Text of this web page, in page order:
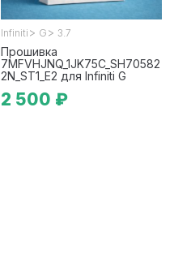
Infiniti > G > 3.7
Прошивка
7MFVHJNQ_1JK75C_SH70582
2N_ST1_E2 для Infiniti G
2 500 ₽